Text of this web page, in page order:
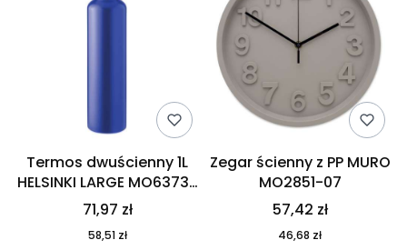
Termos dwuścienny 1L
HELSINKI LARGE MO6373-
04
71,97 zł
58,51 zł
Zegar ścienny z PP MURO
MO2851-07
57,42 zł
46,68 zł